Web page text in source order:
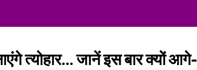
त्योहार... जानें इस बार क्यों आगे-